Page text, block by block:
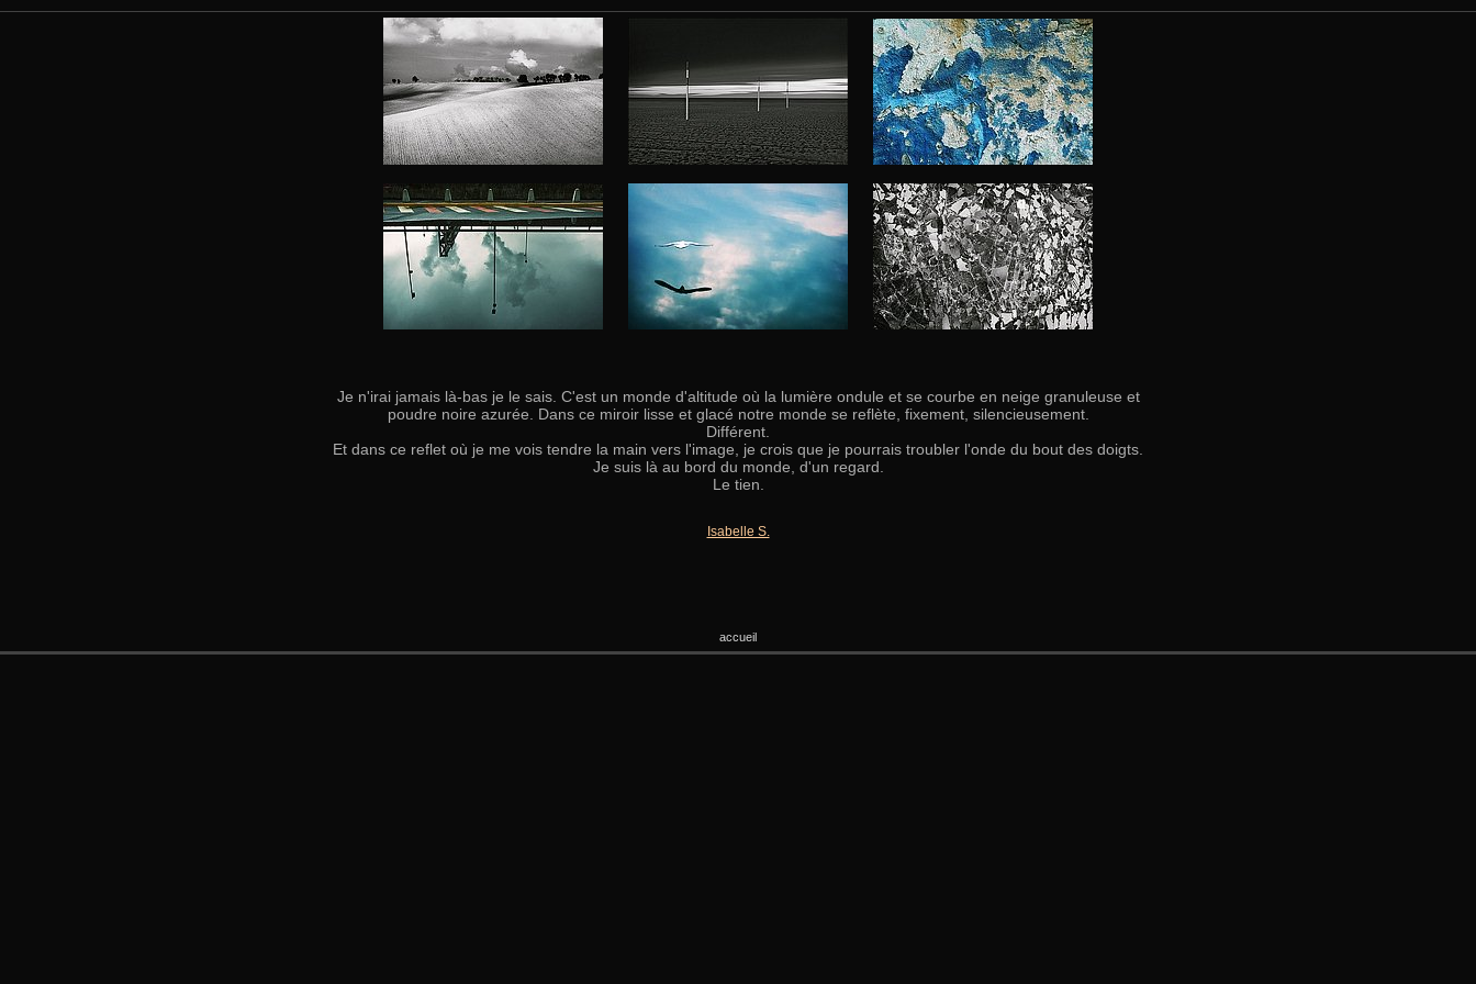
Je n'irai jamais là-bas je le sais. C'est un monde d'altitude où la lumière ondule et se courbe en neige granuleuse et
poudre noire azurée. Dans ce miroir lisse et glacé notre monde se reflète, fixement, silencieusement.
Différent.
Et dans ce reflet où je me vois tendre la main vers l'image, je crois que je pourrais troubler l'onde du bout des doigts.
Je suis là au bord du monde, d'un regard.
Le tien.
Isabelle S.
accueil